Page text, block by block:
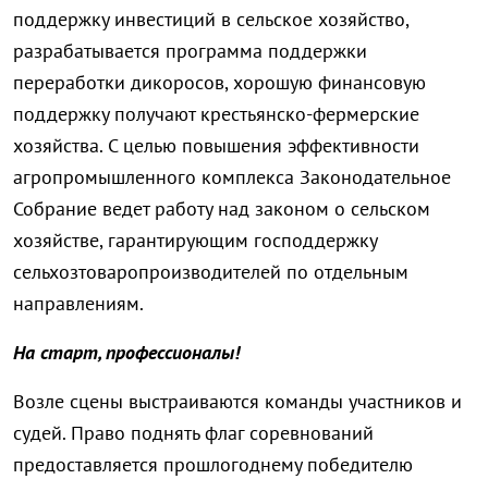
поддержку инвестиций в сельское хозяйство,
разрабатывается программа поддержки
переработки дикоросов, хорошую финансовую
поддержку получают крестьянско-фермерские
хозяйства. С целью повышения эффективности
агропромышленного комплекса Законодательное
Собрание ведет работу над законом о сельском
хозяйстве, гарантирующим господдержку
сельхозтоваропроизводителей по отдельным
направлениям.
На старт, профессионалы!
Возле сцены выстраиваются команды участников и
судей. Право поднять флаг соревнований
предоставляется прошлогоднему победителю